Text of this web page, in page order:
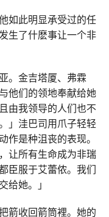
如此明显承受过的任
生了什麽事让一个非
。金吉塔厦、弗霖
他们的领地奉献给她
由我领导的人们也不
」洼巴司用爪子轻轻
作是种沮丧的表现。
让所有生命成为非瑞
臣服于艾蕾侬。我们
给她。」
箭收回箭筒裡。她的